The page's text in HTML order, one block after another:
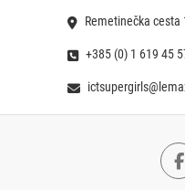
Remetinečka cesta
+385 (0) 1 619 45